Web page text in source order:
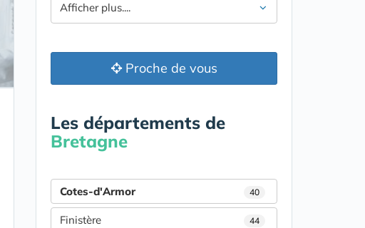
Afficher plus....
Proche de vous
Les départements de
Bretagne
Cotes-d'Armor 40
Finistère 44